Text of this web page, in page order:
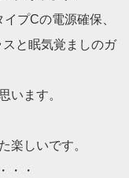
プCの電源確保、
と眠気覚ましのガ
います。
楽しいです。
・・